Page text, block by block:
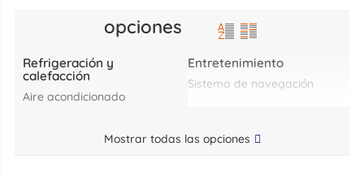
opciones
Refrigeración y
calefacción
aire acondicionado
Entretenimiento
sistema de navegación
Mostrar todas las opciones